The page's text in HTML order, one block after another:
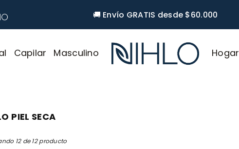
🚚 Envío GRATIS desde $60.000
Capilar Masculino Hogar
PIEL SECA
12 de 12 producto